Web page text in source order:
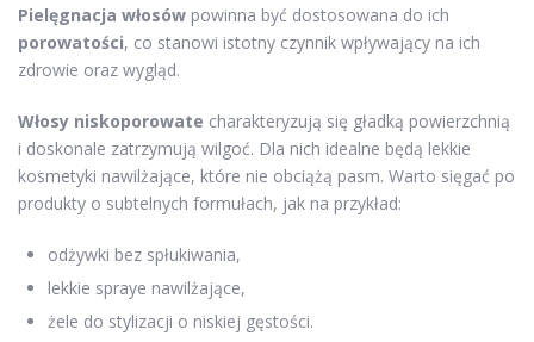
Pielęgnacja włosów powinna być dostosowana do ich
porowatości, co stanowi istotny czynnik wpływający na ich
zdrowie oraz wygląd.
Włosy niskoporowate charakteryzują się gładką powierzchnią
i doskonale zatrzymują wilgoć. Dla nich idealne będą lekkie
kosmetyki nawilżające, które nie obciążą pasm. Warto sięgać po
produkty o subtelnych formułach, jak na przykład:
odżywki bez spłukiwania,
lekkie spraye nawilżające,
żele do stylizacji o niskiej gęstości.